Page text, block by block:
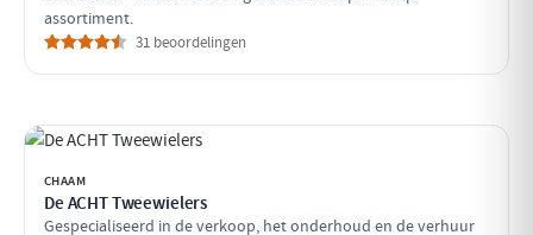
assortiment.
31 beoordelingen
CHAAM
De ACHT Tweewielers
Gespecialiseerd in de verkoop, het onderhoud en de verhuur